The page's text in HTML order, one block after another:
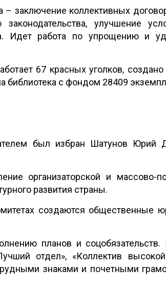
заключение коллективных
улучшение
Идет работа по упрощению и
67 красных уголков,
библиотека с фондом 28409
был избран Шатунов Юрий
организаторской и массово-
развития страны.
создаются общественные
планов и соцобязательств.
отдел», «Коллектив высокой
знаками и почетными